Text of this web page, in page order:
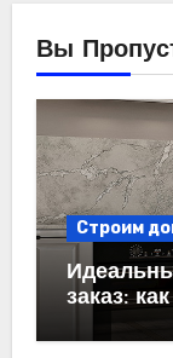
Вы
Строим
заказ: